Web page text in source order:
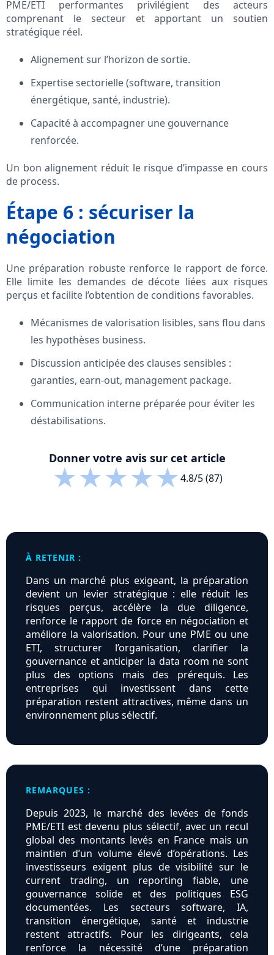
PME/ETI performantes privilégient des acteurs
comprenant le secteur et apportant un soutien
stratégique réel.
Alignement sur l’horizon de sortie.
Expertise sectorielle (software, transition
énergétique, santé, industrie).
Capacité à accompagner une gouvernance
renforcée.
Un bon alignement réduit le risque d’impasse en cours
de process.
Étape 6 : sécuriser la
négociation
Une préparation robuste renforce le rapport de force.
Elle limite les demandes de décote liées aux risques
perçus et facilite l’obtention de conditions favorables.
Mécanismes de valorisation lisibles, sans flou dans
les hypothèses business.
Discussion anticipée des clauses sensibles :
garanties, earn-out, management package.
Communication interne préparée pour éviter les
déstabilisations.
Donner votre avis sur cet article
★★★★★4.8/5 (87)
À RETENIR :
Dans un marché plus exigeant, la préparation
devient un levier stratégique : elle réduit les
risques perçus, accélère la due diligence,
renforce le rapport de force en négociation et
améliore la valorisation. Pour une PME ou une
ETI, structurer l’organisation, clarifier la
gouvernance et anticiper la data room ne sont
plus des options mais des prérequis. Les
entreprises qui investissent dans cette
préparation restent attractives, même dans un
environnement plus sélectif.
REMARQUES :
Depuis 2023, le marché des levées de fonds
PME/ETI est devenu plus sélectif, avec un recul
global des montants levés en France mais un
maintien d’un volume élevé d’opérations. Les
investisseurs exigent plus de visibilité sur le
current trading, un reporting fiable, une
gouvernance solide et des politiques ESG
documentées. Les secteurs software, IA,
transition énergétique, santé et industrie
restent attractifs. Pour les dirigeants, cela
renforce la nécessité d’une préparation